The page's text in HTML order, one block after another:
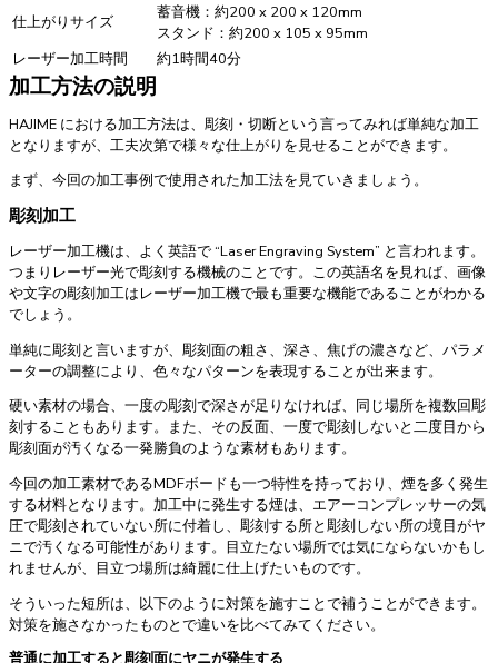
仕上がりサイズ
蓄音機：約200 x 200 x 120mm
スタンド：約200 x 105 x 95mm
レーザー加工時間
約1時間40分
加工方法の説明
HAJIME における加工方法は、彫刻・切断という言ってみれば単純な加工
となりますが、工夫次第で様々な仕上がりを見せることができます。
まず、今回の加工事例で使用された加工法を見ていきましょう。
彫刻加工
レーザー加工機は、よく英語で “Laser Engraving System” と言われます。
つまりレーザー光で彫刻する機械のことです。この英語名を見れば、画像
や文字の彫刻加工はレーザー加工機で最も重要な機能であることがわかる
でしょう。
単純に彫刻と言いますが、彫刻面の粗さ、深さ、焦げの濃さなど、パラメ
ーターの調整により、色々なパターンを表現することが出来ます。
硬い素材の場合、一度の彫刻で深さが足りなければ、同じ場所を複数回彫
刻することもあります。また、その反面、一度で彫刻しないと二度目から
彫刻面が汚くなる一発勝負のような素材もあります。
今回の加工素材であるMDFボードも一つ特性を持っており、煙を多く発生
する材料となります。加工中に発生する煙は、エアーコンプレッサーの気
圧で彫刻されていない所に付着し、彫刻する所と彫刻しない所の境目がヤ
ニで汚くなる可能性があります。目立たない場所では気にならないかもし
れませんが、目立つ場所は綺麗に仕上げたいものです。
そういった短所は、以下のように対策を施すことで補うことができます。
対策を施さなかったものとで違いを比べてみてください。
普通に加工すると彫刻面にヤニが発生する